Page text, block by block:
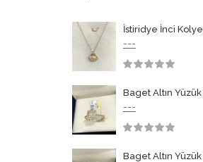
İstiridye İnci Kolye
---
Baget Altın Yüzük
---
Baget Altın Yüzük